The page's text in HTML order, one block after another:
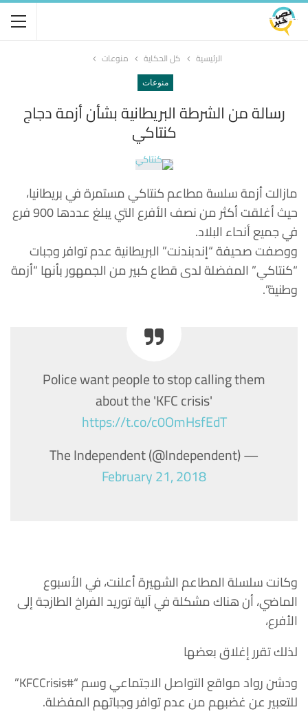
الرئيسية كل الحكاية منوعات
منوعات
رسالة من الشرطة البريطانية بشأن أزمة دجاج
كنتاكي
مازالت أزمة سلسة مطاعم كنتاكي مستمرة في بريطانيا،
حيث أغلقت أكثر من نصف الأفرع التي يبلغ عددها 900 فرع
في جميع أنحاء البلاد.
ووصفت صحيفة “إندبندنت” البريطانية عدم توافر وجبات
“كنتاكي” المفضلة لدى قطاع كبير من الجمهور بأنها “أزمة
وطنية”.
Police want people to stop calling them
about the 'KFC crisis'
https://t.co/c0OmHsfEdT
— The Independent (@Independent)
February 21, 2018
وكانت سلسلة المطاعم الشهيرة أعلنت، في الأسبوع
الماضي، أن هناك مشكلة في آلية توريد الفراخ الطازجة إلى
الأفرع،
لذلك تقرر إغلاق بعضها
ودشن رواد مواقع التواصل الاجتماعي وسم “#KFCCrisis”
للتعبير عن غضبهم من عدم توافر وجباتهم المفضلة.